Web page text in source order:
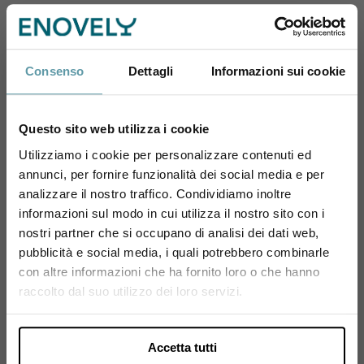
Consenso Dettagli Informazioni sui cookie
Questo sito web utilizza i cookie
Utilizziamo i cookie per personalizzare contenuti ed
annunci, per fornire funzionalità dei social media e per
analizzare il nostro traffico. Condividiamo inoltre
informazioni sul modo in cui utilizza il nostro sito con i
nostri partner che si occupano di analisi dei dati web,
pubblicità e social media, i quali potrebbero combinarle
con altre informazioni che ha fornito loro o che hanno
raccolto dal suo utilizzo dei loro servizi.
Accetta tutti
decanter sempre per 5-
10 minuti, ma visto il
breve periodo richiesto
in questo caso, per
MOMENTO PER DEGUSTARLO
Cena tra amici, Degustazione
tra Winelover, Cenetta
romantica, Aperitivo tra amici
Sei maggiorenne?
Utilizza il coupon NEWENOVELY
per avere un 10% di sconto sul tuo primo ordine!
Si, sono maggiorenne.